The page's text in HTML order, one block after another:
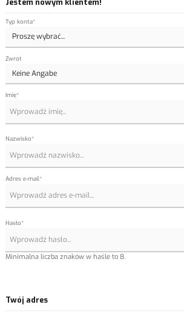
Jestem nowym klientem!
Dane osobowe
Typ konta*
Zwrot
Imię*
Nazwisko*
Adres e-mail*
Hasło*
Minimalna liczba znaków w haśle to 8.
Twój adres